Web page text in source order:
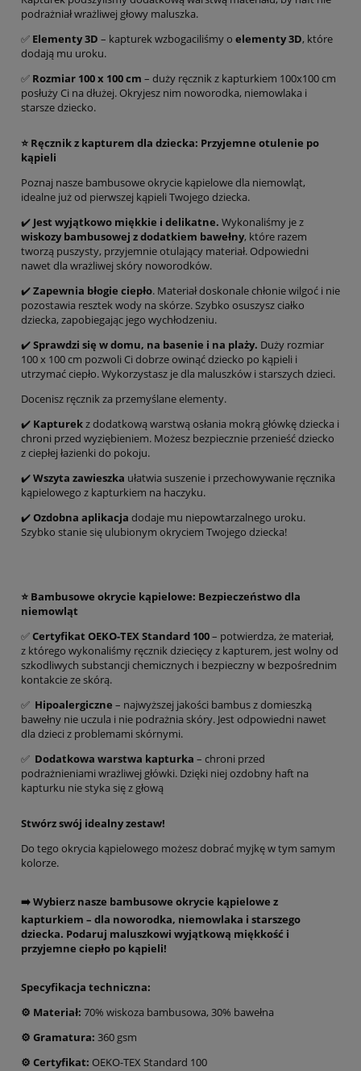
podrażniał wrażliwej głowy maluszka.
✅ Elementy 3D – kapturek wzbogaciliśmy o elementy 3D, które
dodają mu uroku.
✅ Rozmiar 100 x 100 cm – duży ręcznik z kapturkiem 100x100 cm
posłuży Ci na dłużej. Okryjesz nim noworodka, niemowlaka i
starsze dziecko.
⭐ Ręcznik z kapturem dla dziecka: Przyjemne otulenie po
kąpieli
Poznaj nasze bambusowe okrycie kąpielowe dla niemowląt,
idealne już od pierwszej kąpieli Twojego dziecka.
✔️ Jest wyjątkowo miękkie i delikatne. Wykonaliśmy je z
wiskozy bambusowej z dodatkiem bawełny, które razem
tworzą puszysty, przyjemnie otulający materiał. Odpowiedni
nawet dla wrażliwej skóry noworodków.
✔️Zapewnia błogie ciepło. Materiał doskonale chłonie wilgoć i nie
pozostawia resztek wody na skórze. Szybko osuszysz ciałko
dziecka, zapobiegając jego wychłodzeniu.
✔️Sprawdzi się w domu, na basenie i na plaży. Duży rozmiar
100 x 100 cm pozwoli Ci dobrze owinąć dziecko po kąpieli i
utrzymać ciepło. Wykorzystasz je dla maluszków i starszych dzieci.
Docenisz ręcznik za przemyślane elementy.
✔️ Kapturekz dodatkową warstwą osłania mokrą główkę dziecka i
chroni przed wyziębieniem. Możesz bezpiecznie przenieść dziecko
z ciepłej łazienki do pokoju.
✔️Wszyta zawieszka ułatwia suszenie i przechowywanie ręcznika
kąpielowego z kapturkiem na haczyku.
✔️Ozdobna aplikacja dodaje mu niepowtarzalnego uroku.
Szybko stanie się ulubionym okryciem Twojego dziecka!
⭐ Bambusowe okrycie kąpielowe: Bezpieczeństwo dla
niemowląt
✅Certyfikat OEKO-TEX Standard 100– potwierdza, że materiał,
z którego wykonaliśmy ręcznik dziecięcy z kapturem, jest wolny od
szkodliwych substancji chemicznych i bezpieczny w bezpośrednim
kontakcie ze skórą.
✅ Hipoalergiczne – najwyższej jakości bambus z domieszką
bawełny nie uczula i nie podrażnia skóry. Jest odpowiedni nawet
dla dzieci z problemami skórnymi.
✅ Dodatkowa warstwa kapturka – chroni przed
podrażnieniami wrażliwej główki. Dzięki niej ozdobny haft na
kapturku nie styka się z głową
Stwórz swój idealny zestaw!
Do tego okrycia kąpielowego możesz dobrać myjkę w tym samym
kolorze.
➡️ Wybierz nasze bambusowe okrycie kąpielowe z
kapturkiem – dla noworodka, niemowlaka i starszego
dziecka. Podaruj maluszkowi wyjątkową miękkość i
przyjemne ciepło po kąpieli!
Specyfikacja techniczna:
⚙️ Materiał: 70% wiskoza bambusowa, 30% bawełna
⚙️ Gramatura: 360 gsm
⚙️ Certyfikat: OEKO-TEX Standard 100